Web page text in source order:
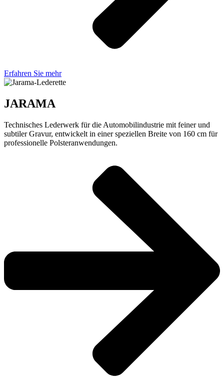
Erfahren Sie mehr
JARAMA
Technisches Lederwerk für die Automobilindustrie mit feiner und
subtiler Gravur, entwickelt in einer speziellen Breite von 160 cm für
professionelle Polsteranwendungen.